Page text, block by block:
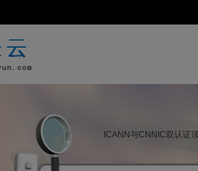
ICANN与CNNIC双认证